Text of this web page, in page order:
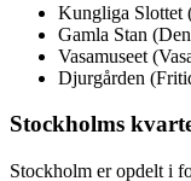
Kungliga Slottet
Gamla Stan
Vasamuseet
Djurgården
Stockholms
Stockholm er opdelt i